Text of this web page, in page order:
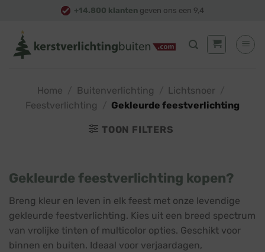
content
+14.800 klanten geven ons een 9,4
Home Buitenverlichting Lichtsnoer
Feestverlichting
Gekleurde feestverlichting
TOON FILTERS
Gekleurde feestverlichting kopen?
Breng kleur en leven in elk feest met onze levendige
gekleurde feestverlichting. Kies uit een breed spectrum
van vrolijke tinten of multicolor opties. Geschikt voor
binnen en buiten. Ideaal voor verjaardagen,